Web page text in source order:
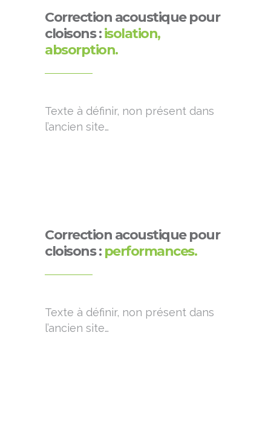
Correction acoustique pour
cloisons :isolation,
absorption.
Texte à définir, non présent dans
l’ancien site…
Correction acoustique pour
cloisons : performances.
Texte à définir, non présent dans
l’ancien site…